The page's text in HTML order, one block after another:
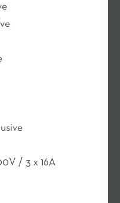
/ 3 x 16A